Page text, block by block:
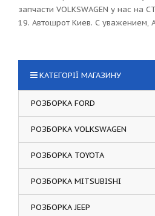
запчасти VOLKSWAGEN у нас на
19. Автошрот Киев. С уважением,
КАТЕГОРІЇ МАГАЗИНУ
РОЗБОРКА FORD
РОЗБОРКА VOLKSWAGEN
РОЗБОРКА TOYOTA
РОЗБОРКА MITSUBISHI
РОЗБОРКА JEEP